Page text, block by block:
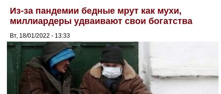
Из-за пандемии бедные мрут как мухи,
миллиардеры удваивают свои богатства
Вт, 18/01/2022 - 13:33